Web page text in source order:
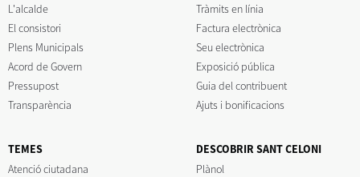
L'alcalde
El consistori
Plens Municipals
Acord de Govern
Pressupost
Transparència
Tràmits en línia
Factura electrònica
Seu electrònica
Exposició pública
Guia del contribuent
Ajuts i bonificacions
TEMES
Atenció ciutadana
DESCOBRIR SANT CELONI
Plànol